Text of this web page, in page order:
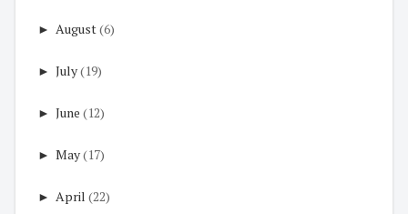
► August(6)
► July(19)
► June (12)
► May(17)
► April (22)